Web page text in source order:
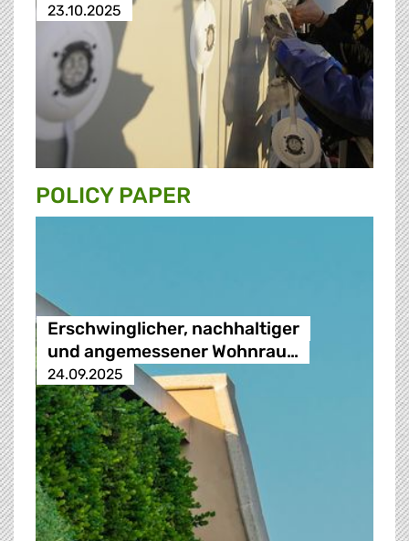
23.10.2025
POLICY PAPER
Erschwinglicher, nachhaltiger
und angemessener Wohnrau…
24.09.2025